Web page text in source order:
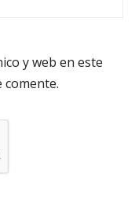
y web en este
comente.